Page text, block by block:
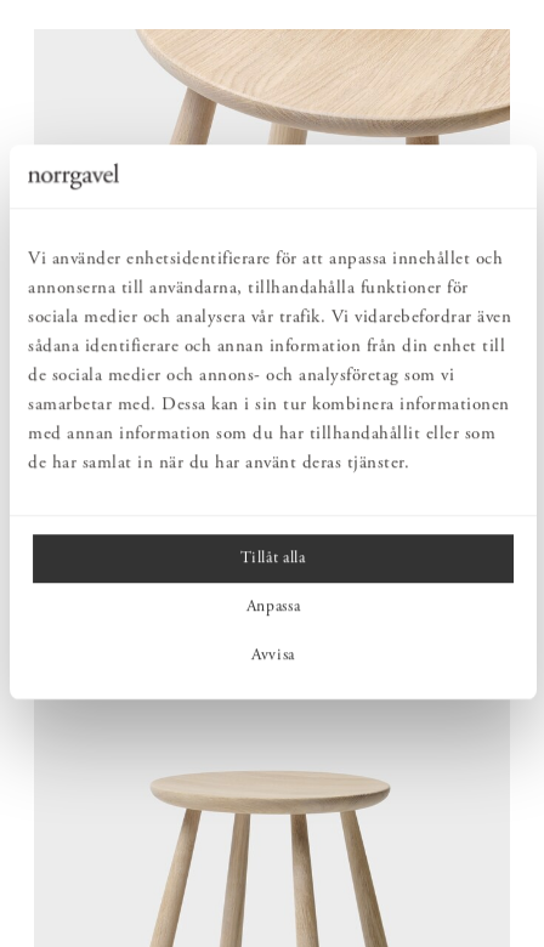
Vi använder enhetsidentifierare för att anpassa innehållet och
annonserna till användarna, tillhandahålla funktioner för
sociala medier och analysera vår trafik. Vi vidarebefordrar även
sådana identifierare och annan information från din enhet till
de sociala medier och annons- och analysföretag som vi
samarbetar med. Dessa kan i sin tur kombinera informationen
med annan information som du har tillhandahållit eller som
de har samlat in när du har använt deras tjänster.
Tillåt alla
Anpassa
Avvisa
STABIL I ALLA SAMMANHANG
Den genomtänkta konstruktionen ger en välbalanserad och
robust pall som står stadigt, både när du sitter och när du